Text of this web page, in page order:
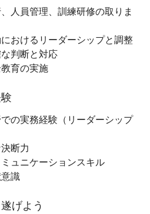
人員管理、訓練研修の取りま
おけるリーダーシップと調整
判断と対応
育の実施
の実務経験（リーダーシップ
断力
ュニケーションスキル
識
げよう